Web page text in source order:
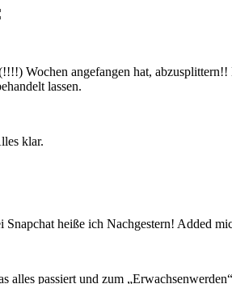
Wochen angefangen hat,
lassen.
klar.
Snapchat heiße ich Nachgestern! Added
passiert und zum